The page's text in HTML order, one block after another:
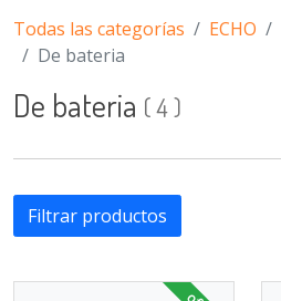
Todas las categorías ECHO
De bateria
De bateria (4)
Filtrar productos